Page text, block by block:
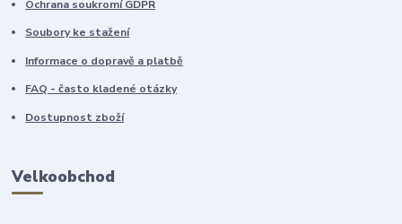
Ochrana soukromí GDPR
Soubory ke stažení
Informace o dopravě a platbě
FAQ - často kladené otázky
Dostupnost zboží
Velkoobchod